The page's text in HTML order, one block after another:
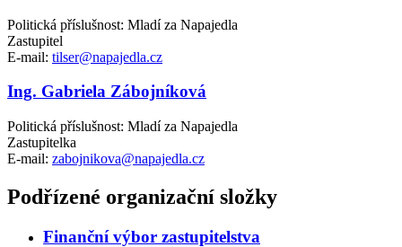
Politická příslušnost: Mladí za Napajedla
Zastupitel
E-mail: tilser@napajedla.cz
Ing. Gabriela Zábojníková
Politická příslušnost: Mladí za Napajedla
Zastupitelka
E-mail: zabojnikova@napajedla.cz
Podřízené organizační složky
Finanční výbor zastupitelstva